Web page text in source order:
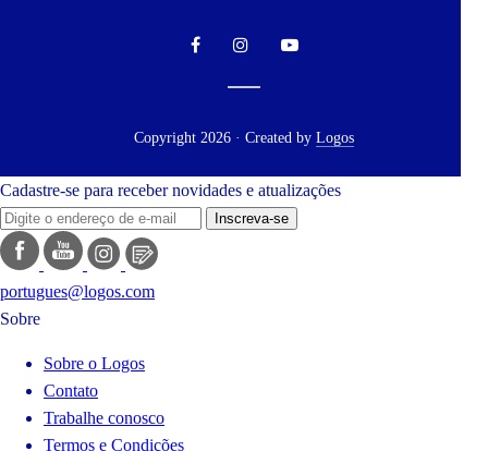
Copyright 2026 · Created by Logos